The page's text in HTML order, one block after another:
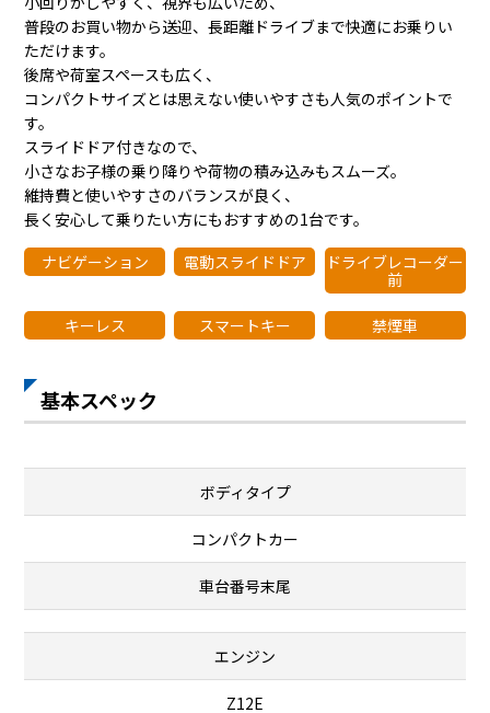
普段のお買い物から送迎、長距離ドライブまで快適にお乗りい
ただけます。
後席や荷室スペースも広く、
コンパクトサイズとは思えない使いやすさも人気のポイントで
す。
スライドドア付きなので、
小さなお子様の乗り降りや荷物の積み込みもスムーズ。
維持費と使いやすさのバランスが良く、
長く安心して乗りたい方にもおすすめの1台です。
ナビゲーション
電動スライドドア
ドライブレコーダー
前
キーレス スマートキー 禁煙車
基本スペック
ボディタイプ
コンパクトカー
車台番号末尾
エンジン
Z12E